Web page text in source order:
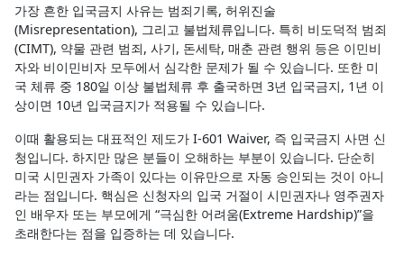
가장 흔한 입국금지 사유는 범죄기록, 허위진술
(Misrepresentation), 그리고 불법체류입니다. 특히 비도덕적 범죄
(CIMT), 약물 관련 범죄, 사기, 돈세탁, 매춘 관련 행위 등은 이민비
자와 비이민비자 모두에서 심각한 문제가 될 수 있습니다. 또한 미
국 체류 중 180일 이상 불법체류 후 출국하면 3년 입국금지, 1년 이
상이면 10년 입국금지가 적용될 수 있습니다.
이때 활용되는 대표적인 제도가 I-601 Waiver, 즉 입국금지 사면 신
청입니다. 하지만 많은 분들이 오해하는 부분이 있습니다. 단순히
미국 시민권자 가족이 있다는 이유만으로 자동 승인되는 것이 아니
라는 점입니다. 핵심은 신청자의 입국 거절이 시민권자나 영주권자
인 배우자 또는 부모에게 “극심한 어려움(Extreme Hardship)”을
초래한다는 점을 입증하는 데 있습니다.